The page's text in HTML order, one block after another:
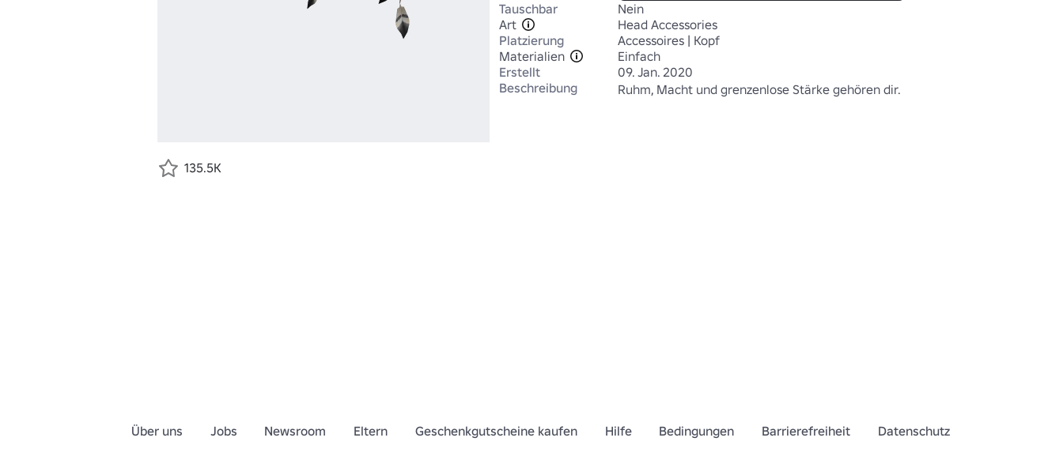
Tauschbar
Nein
Art
Head Accessories
Platzierung
Accessoires | Kopf
Materialien
Einfach
Erstellt
09. Jan. 2020
Beschreibung
Ruhm, Macht und grenzenlose Stärke gehören dir.
135.5K
Über uns Jobs Newsroom Eltern Geschenkgutscheine kaufen Hilfe Bedingungen Barrierefreiheit Datenschutz